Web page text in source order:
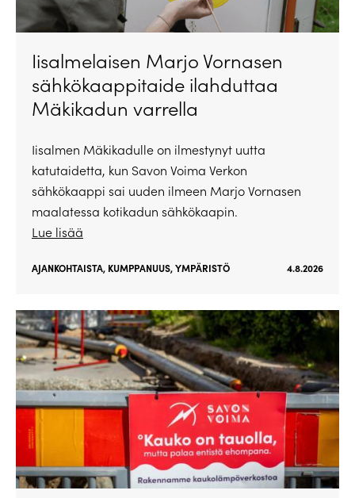
Iisalmelaisen Marjo Vornasen
sähkökaappitaide ilahduttaa
Mäkikadun varrella
Iisalmen Mäkikadulle on ilmestynyt uutta
katutaidetta, kun Savon Voima Verkon
sähkökaappi sai uuden ilmeen Marjo Vornasen
maalatessa kotikadun sähkökaapin.
Lue lisää
AJANKOHTAISTA, KUMPPANUUS,YMPÄRISTÖ 4.8.2026